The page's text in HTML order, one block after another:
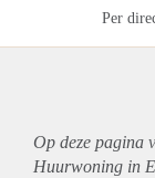
Per
Op deze pagina
Huurwoning in